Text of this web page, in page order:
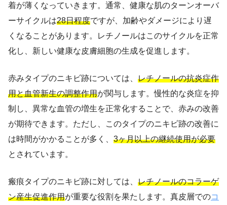
着が薄くなっていきます。通常、健康な肌のターンオーバ
ーサイクルは28日程度ですが、加齢やダメージにより遅
くなることがあります。レチノールはこのサイクルを正常
化し、新しい健康な皮膚細胞の生成を促進します。
赤みタイプのニキビ跡については、 レチノールの抗炎症作
用と血管新生の調整作用が関与します。慢性的な炎症を抑
制し、異常な血管の増生を正常化することで、赤みの改善
が期待できます。ただし、このタイプのニキビ跡の改善に
は時間がかかることが多く、 3ヶ月以上の継続使用が必要
とされています。
瘢痕タイプのニキビ跡に対しては、 レチノールのコラーゲ
ン産生促進作用が重要な役割を果たします。真皮層でのコ